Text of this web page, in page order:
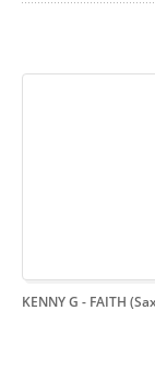
KENNY G - FAITH